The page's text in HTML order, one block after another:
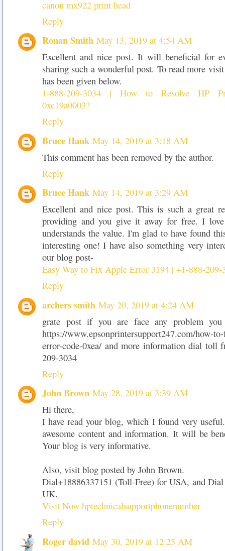
canon mx922 print head
Reply
Ronan Smith May 13, 2019 at 4:54 AM
Excellent and nice post. It will beneficial for
sharing such a wonderful post. To read more
has been given below.
1-888-209-3034 | How to Resolve HP
0xc19a0003?
Reply
Bruce Hank May 14, 2019 at 3:18 AM
This comment has been removed by the author.
Reply
Bruce Hank May 14, 2019 at 3:29 AM
Excellent and nice post. This is such a great
providing and you give it away for free. I
understands the value. I'm glad to have found
interesting one! I have also something very
our blog post-
Easy Way to Fix Apple Error 3194 | +1-888-
Reply
archers smith May 20, 2019 at 4:24 AM
grate post if you are face any problem
https://www.epsonprintersupport247.com/how-
error-code-0xea/ and more information dial toll
209-3034
Reply
John Brown May 28, 2019 at 3:39 AM
Hi there,
I have read your blog, which I found very
awesome content and information. It will be
Your blog is very informative.
Also, visit blog posted by John Brown.
Dial+18886337151 (Toll-Free) for USA, and
UK.
Visit Now hptechnicalsupportphonenumber
Reply
Roger david May 30, 2019 at 12:25 AM